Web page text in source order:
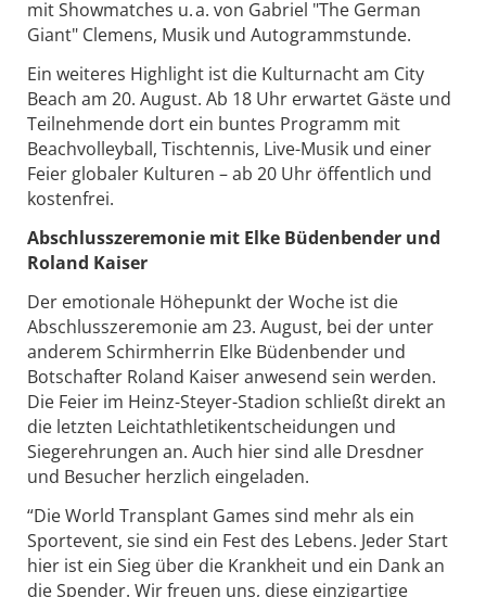
mit Showmatches u. a. von Gabriel "The German
Giant" Clemens, Musik und Autogrammstunde.
Ein weiteres Highlight ist die Kulturnacht am City
Beach am 20. August. Ab 18 Uhr erwartet Gäste und
Teilnehmende dort ein buntes Programm mit
Beachvolleyball, Tischtennis, Live-Musik und einer
Feier globaler Kulturen – ab 20 Uhr öffentlich und
kostenfrei.
Abschlusszeremonie mit Elke Büdenbender und
Roland Kaiser
Der emotionale Höhepunkt der Woche ist die
Abschlusszeremonie am 23. August, bei der unter
anderem Schirmherrin Elke Büdenbender und
Botschafter Roland Kaiser anwesend sein werden.
Die Feier im Heinz-Steyer-Stadion schließt direkt an
die letzten Leichtathletikentscheidungen und
Siegerehrungen an. Auch hier sind alle Dresdner
und Besucher herzlich eingeladen.
“Die World Transplant Games sind mehr als ein
Sportevent, sie sind ein Fest des Lebens. Jeder Start
hier ist ein Sieg über die Krankheit und ein Dank an
die Spender. Wir freuen uns, diese einzigartige